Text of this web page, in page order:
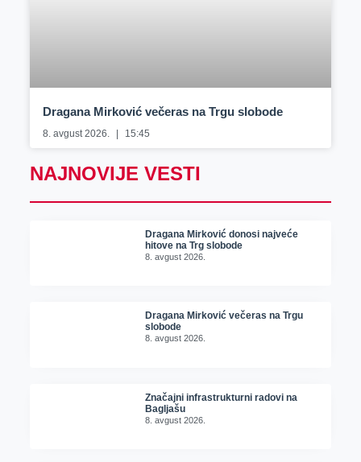
Dragana Mirković večeras na Trgu slobode
8. avgust 2026. 15:45
NAJNOVIJE VESTI
Dragana Mirković donosi najveće
hitove na Trg slobode
8. avgust 2026.
Dragana Mirković večeras na Trgu
slobode
8. avgust 2026.
Značajni infrastrukturni radovi na
Bagljašu
8. avgust 2026.